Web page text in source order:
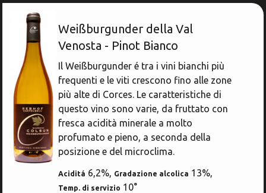
Weißburgunder della Val
Venosta - Pinot Bianco
Il Weißburgunder é tra i vini bianchi più
frequenti e le viti crescono fino alle zone
più alte di Corces. Le caratteristiche di
questo vino sono varie, da fruttato con
fresca acidità minerale a molto
profumato e pieno, a seconda della
posizione e del microclima.
Aciditá 6,2%, Gradazione alcolica 13%,
Temp. di servizio 10°